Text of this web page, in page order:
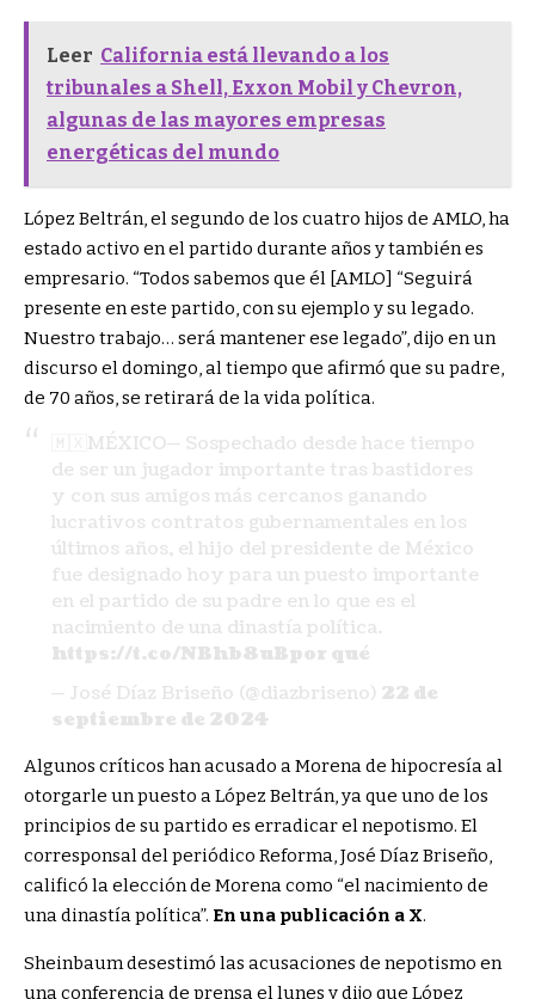
Leer California está llevando a los
tribunales a Shell, Exxon Mobil y Chevron,
algunas de las mayores empresas
energéticas del mundo
López Beltrán, el segundo de los cuatro hijos de AMLO, ha
estado activo en el partido durante años y también es
empresario. “Todos sabemos que él [AMLO] “Seguirá
presente en este partido, con su ejemplo y su legado.
Nuestro trabajo… será mantener ese legado”, dijo en un
discurso el domingo, al tiempo que afirmó que su padre,
de 70 años, se retirará de la vida política.
🇲🇽MÉXICO— Sospechado desde hace tiempo
de ser un jugador importante tras bastidores
y con sus amigos más cercanos ganando
lucrativos contratos gubernamentales en los
últimos años, el hijo del presidente de México
fue designado hoy para un puesto importante
en el partido de su padre en lo que es el
nacimiento de una dinastía política.
https://t.co/NBhb8uBpor qué
— José Díaz Briseño (@diazbriseno) 22 de
septiembre de 2024
Algunos críticos han acusado a Morena de hipocresía al
otorgarle un puesto a López Beltrán, ya que uno de los
principios de su partido es erradicar el nepotismo. El
corresponsal del periódico Reforma, José Díaz Briseño,
calificó la elección de Morena como “el nacimiento de
una dinastía política”. En una publicación a X.
Sheinbaum desestimó las acusaciones de nepotismo en
una conferencia de prensa el lunes y dijo que López